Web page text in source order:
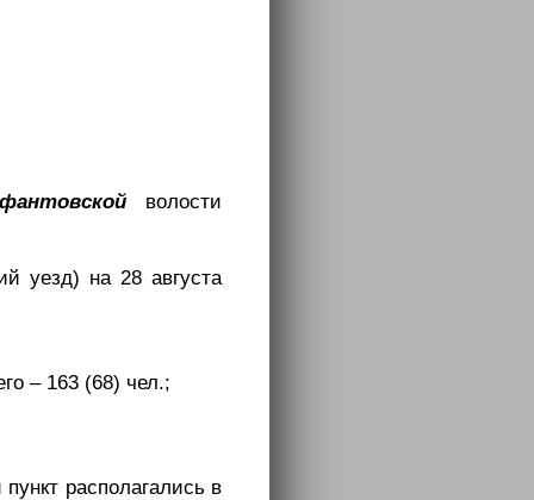
волости
уезд) на 28 августа
– 163 (68) чел.;
располагались в